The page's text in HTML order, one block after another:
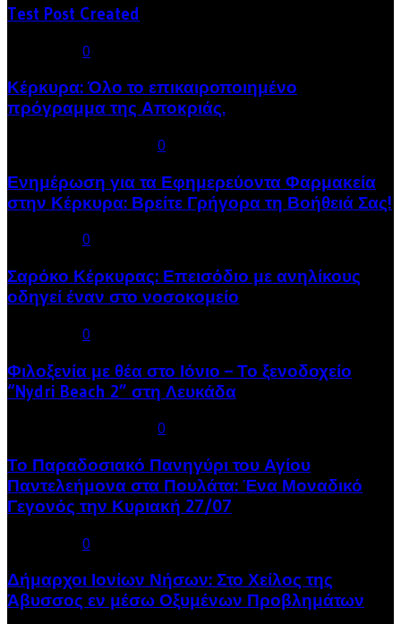
Test Post Created
0
Κέρκυρα: Όλο το επικαιροποιημένο
πρόγραμμα της Αποκριάς.
0
Ενημέρωση για τα Εφημερεύοντα Φαρμακεία
στην Κέρκυρα: Βρείτε Γρήγορα τη Βοήθειά Σας!
0
Σαρόκο Κέρκυρας: Επεισόδιο με ανηλίκους
οδηγεί έναν στο νοσοκομείο
0
Φιλοξενία με θέα στο Ιόνιο – Το ξενοδοχείο
“Nydri Beach 2” στη Λευκάδα
0
Το Παραδοσιακό Πανηγύρι του Αγίου
Παντελεήμονα στα Πουλάτα: Ένα Μοναδικό
Γεγονός την Κυριακή 27/07
0
Δήμαρχοι Ιονίων Νήσων: Στο Χείλος της
Άβυσσος εν μέσω Οξυμένων Προβλημάτων